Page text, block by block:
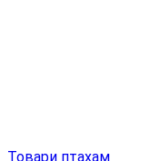
Товари птахам